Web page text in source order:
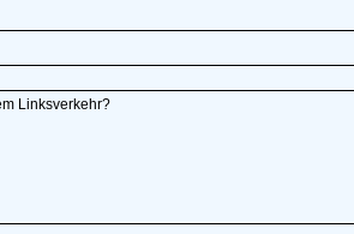
Linksverkehr?